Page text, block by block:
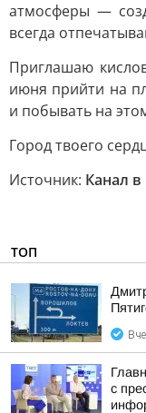
атмосферы —
всегда
Приглашаю
июня прийти на
и побывать на
Город твоего
Источник: Канал
ТОП
с